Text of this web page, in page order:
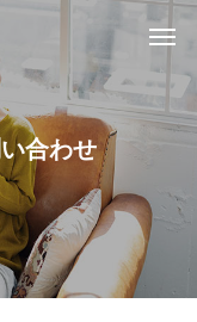
い合わせ